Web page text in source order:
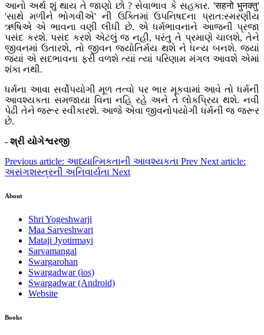
આનો અર્થ શું થાય તે જાણો છો ? સેવાભાવ કે સહકાર. 'सहनो भुनक्तु'
'સાથે મળીને ભોગવીએ' ની ઉક્તિમાં ઉપનિષદના પ્રાત:સ્મરણીય
ઋષિએ એ ભાવના વણી લીધી છે. એ ધર્મભાવનાને આજની પ્રજા
પસંદ કરશે. પસંદ કરશે એટલું જ નહી, પરંતુ તે પ્રમાણે ચાલશે, તેને
જીવનમાં ઉતારશે, તો જીવન જ્યોતિર્મય થશે ને ધન્ય બનશે. જ્યાં
જ્યાં એ સદભાવના ફરી વળશે ત્યાં ત્યાં પરિણામ મંગલ આવશે એમાં
શંકા નથી.
ધર્મના આવા સર્વોપયોગી મૂળ તત્વો પર ભાર મૂકવામાં આવે તો ધર્મની
આવશ્યકતા સમજાયા વિના નહિ રહે અને તે લોકપ્રિય થશે. નવી
પેઢી તેને જરૂર સ્વીકારશે. આજે એવા જીવનોપયોગી ધર્મની જ જરૂર
છે.
- શ્રી યોગેશ્વરજી
Previous article: આધ્યાત્મિકતાની આવશ્યકતા Prev Next article:
અસંગશસ્ત્રની અનિવાર્યતા Next
About
Shri Yogeshwarji
Maa Sarveshwari
Mataji Jyotirmayi
Sarvamangal
Swargarohan
Swargadwar (ios)
Swargadwar (Android)
Website
Books